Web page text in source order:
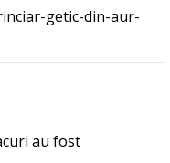
getic-din-aur-
au fost